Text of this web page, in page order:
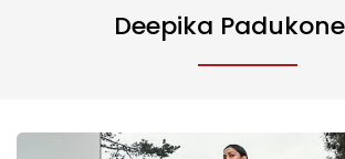
Deepika Padukone